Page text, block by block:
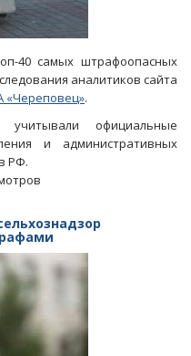
40 самых штрафоопасных
аналитиков сайта
«Череповец».
официальные
и административных
РФ.